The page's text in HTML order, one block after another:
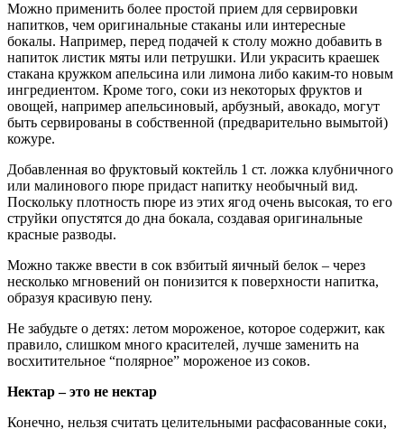
Можно применить более простой прием для сервировки
напитков, чем оригинальные стаканы или интересные
бокалы. Например, перед подачей к столу можно добавить в
напиток листик мяты или петрушки. Или украсить краешек
стакана кружком апельсина или лимона либо каким-то новым
ингредиентом. Кроме того, соки из некоторых фруктов и
овощей, например апельсиновый, арбузный, авокадо, могут
быть сервированы в собственной (предварительно вымытой)
кожуре.
Добавленная во фруктовый коктейль 1 ст. ложка клубничного
или малинового пюре придаст напитку необычный вид.
Поскольку плотность пюре из этих ягод очень высокая, то его
струйки опустятся до дна бокала, создавая оригинальные
красные разводы.
Можно также ввести в сок взбитый яичный белок – через
несколько мгновений он понизится к поверхности напитка,
образуя красивую пену.
Не забудьте о детях: летом мороженое, которое содержит, как
правило, слишком много красителей, лучше заменить на
восхитительное “полярное” мороженое из соков.
Нектар – это не нектар
Конечно, нельзя считать целительными расфасованные соки,